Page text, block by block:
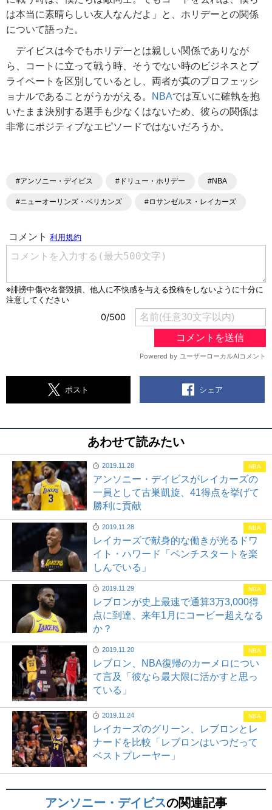
は本当に素晴らしい友人なんだよ」と、ホリデーとの関係
について語った。
デイビスは今でもホリデーとは親しい関係でありなが
ら、コートに立って戦う時、そうでない時のビジネスとプ
ライベートを区別しているとし、両者が真のプロフェッシ
ョナルであることがうかがえる。
NBAでは互いに確執を抱
いたまま決別する選手も少なくはないため、彼らの関係は
非常にポジティブなエピソードではないだろうか。
#アンソニー・デイビス #ドリュー・ホリデー #NBA
#ニューオーリンズ・ペリカンズ #ロサンゼルス・レイカーズ
ポスト シェア
あわせて読みたい
2019.11.28
アンソニー・デイビスがレイカーズの
一員として古巣凱旋、41得点を挙げて
勝利に貢献
NBA
2019.11.28
レイカーズで献身的な働きが光るドワ
イト・ハワード「ベンチスタートを楽
しんでいる」
NBA
2019.11.29
レブロンが史上最速で通算3万3,000得
点に到達、来年1月にコービー超えなる
か？
NBA
2019.11.20
レブロン、NBA復帰のカーメロについ
て言及「彼なら最大限に活かすと思っ
ている」
NBA
2019.11.24
レイカーズのグリーン、レブロンとレ
ナードを比較「レブロンはいつだって
ベストプレーヤー」
NBA
アンソニー・デイビスの関連記事